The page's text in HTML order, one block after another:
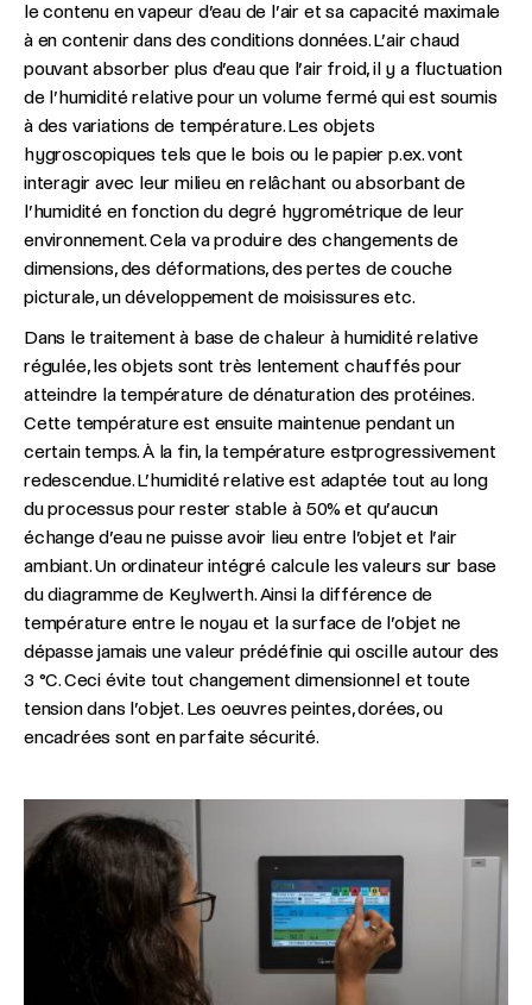
le contenu en vapeur d’eau de l’air et sa capacité maximale
à en contenir dans des conditions données. L’air chaud
pouvant absorber plus d’eau que l’air froid, il y a fluctuation
de l’humidité relative pour un volume fermé qui est soumis
à des variations de température. Les objets
hygroscopiques tels que le bois ou le papier p.ex. vont
interagir avec leur milieu en relâchant ou absorbant de
l’humidité en fonction du degré hygrométrique de leur
environnement. Cela va produire des changements de
dimensions, des déformations, des pertes de couche
picturale, un développement de moisissures etc.
Dans le traitement à base de chaleur à humidité relative
régulée, les objets sont très lentement chauffés pour
atteindre la température de dénaturation des protéines.
Cette température est ensuite maintenue pendant un
certain temps. À la fin, la température estprogressivement
redescendue. L’humidité relative est adaptée tout au long
du processus pour rester stable à 50% et qu’aucun
échange d’eau ne puisse avoir lieu entre l’objet et l’air
ambiant. Un ordinateur intégré calcule les valeurs sur base
du diagramme de Keylwerth. Ainsi la différence de
température entre le noyau et la surface de l’objet ne
dépasse jamais une valeur prédéfinie qui oscille autour des
3 °C. Ceci évite tout changement dimensionnel et toute
tension dans l’objet. Les oeuvres peintes, dorées, ou
encadrées sont en parfaite sécurité.